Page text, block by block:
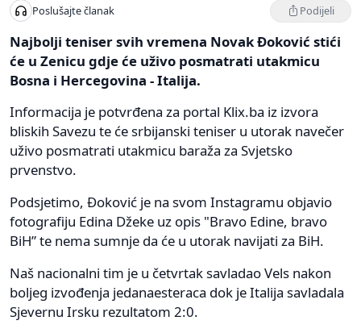
Poslušajte članak Podijeli
Najbolji teniser svih vremena Novak Đoković stići
će u Zenicu gdje će uživo posmatrati utakmicu
Bosna i Hercegovina - Italija.
Informacija je potvrđena za portal Klix.ba iz izvora
bliskih Savezu te će srbijanski teniser u utorak navečer
uživo posmatrati utakmicu baraža za Svjetsko
prvenstvo.
Podsjetimo, Đoković je na svom Instagramu objavio
fotografiju Edina Džeke uz opis "Bravo Edine, bravo
BiH” te nema sumnje da će u utorak navijati za BiH.
Naš nacionalni tim je u četvrtak savladao Vels nakon
boljeg izvođenja jedanaesteraca dok je Italija savladala
Sjevernu Irsku rezultatom 2:0.